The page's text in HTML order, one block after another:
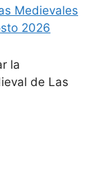
Medievales
2026
la
de Las